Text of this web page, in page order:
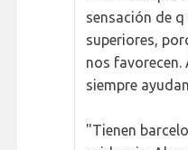
sensación de
superiores,
nos favorecen.
siempre
"Tienen